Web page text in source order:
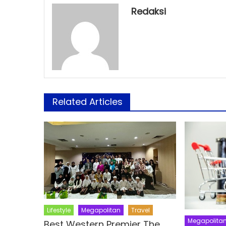
Redaksi
Related Articles
Lifestyle Megapolitan Travel